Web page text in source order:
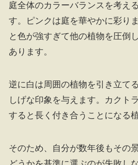
庭全体のカラーバランスを考え
す。ピンクは庭を華やかに彩り
と色が強すぎて他の植物を圧倒
あります。
逆に白は周囲の植物を引き立て
しげな印象を与えます。カクト
すると長く付き合うことになる植
そのため、自分が数年後もその